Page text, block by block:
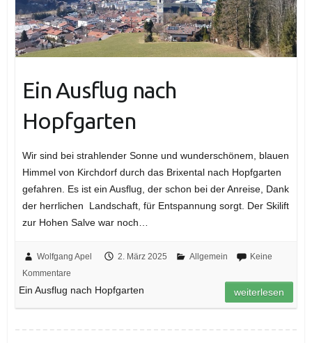
Ein Ausflug nach
Hopfgarten
Wir sind bei strahlender Sonne und wunderschönem, blauen
Himmel von Kirchdorf durch das Brixental nach Hopfgarten
gefahren. Es ist ein Ausflug, der schon bei der Anreise, Dank
der herrlichen Landschaft, für Entspannung sorgt. Der Skilift
zur Hohen Salve war noch…
Wolfgang Apel 2. März 2025 Allgemein
Keine
Kommentare
Ein Ausflug nach Hopfgarten weiterlesen